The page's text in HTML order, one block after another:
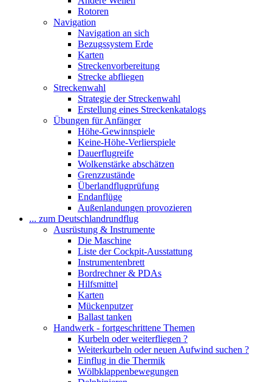
Rotoren
Navigation
Navigation an sich
Bezugssystem Erde
Karten
Streckenvorbereitung
Strecke abfliegen
Streckenwahl
Strategie der Streckenwahl
Erstellung eines Streckenkatalogs
Übungen für Anfänger
Höhe-Gewinnspiele
Keine-Höhe-Verlierspiele
Dauerflugreife
Wolkenstärke abschätzen
Grenzzustände
Überlandflugprüfung
Endanflüge
Außenlandungen provozieren
... zum Deutschlandrundflug
Ausrüstung & Instrumente
Die Maschine
Liste der Cockpit-Ausstattung
Instrumentenbrett
Bordrechner & PDAs
Hilfsmittel
Karten
Mückenputzer
Ballast tanken
Handwerk - fortgeschrittene Themen
Kurbeln oder weiterfliegen ?
Weiterkurbeln oder neuen Aufwind suchen ?
Einflug in die Thermik
Wölbklappenbewegungen